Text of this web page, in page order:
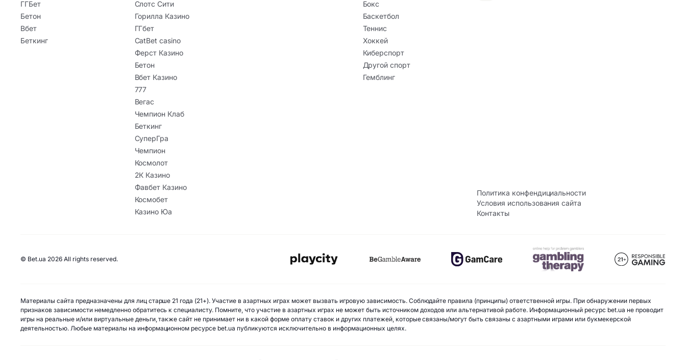
ГГБет
Бетон
Вбет
Беткинг
Слотс Сити
Горилла Казино
ГГбет
CatBet casino
Ферст Казино
Бетон
Вбет Казино
777
Вегас
Чемпион Клаб
Беткинг
СуперГра
Чемпион
Космолот
2К Казино
Фавбет Казино
Космобет
Казино Юа
Бокс
Баскетбол
Теннис
Хоккей
Киберспорт
Другой спорт
Гемблинг
Политика конфендициальности
Условия использования сайта
Контакты
© Bet.ua 2026 All rights reserved.
Материалы сайта предназначены для лиц старше 21 года (21+). Участие в азартных играх может вызвать игровую зависимость. Соблюдайте правила (принципы) ответственной игры. При обнаружении первых
признаков зависимости немедленно обратитесь к специалисту. Помните, что участие в азартных играх не может быть источником доходов или альтернативой работе. Информационный ресурс bet.ua не проводит
игры на реальные и/или виртуальные деньги, также сайт не принимает ни в какой форме оплату ставок и других платежей, которые связаны/могут быть связаны с азартными играми или букмекерской
деятельностью. Любые материалы на информационном ресурсе bet.ua публикуются исключительно в информационных целях.